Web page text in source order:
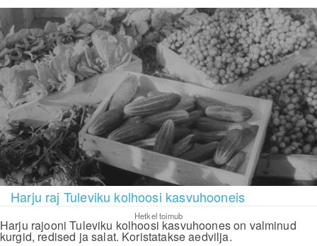
Harju raj Tuleviku kolhoosi kasvuhooneis
Hetkel toimub
Harju rajooni Tuleviku kolhoosi kasvuhoones on valminud
kurgid, redised ja salat. Koristatakse aedvilja.